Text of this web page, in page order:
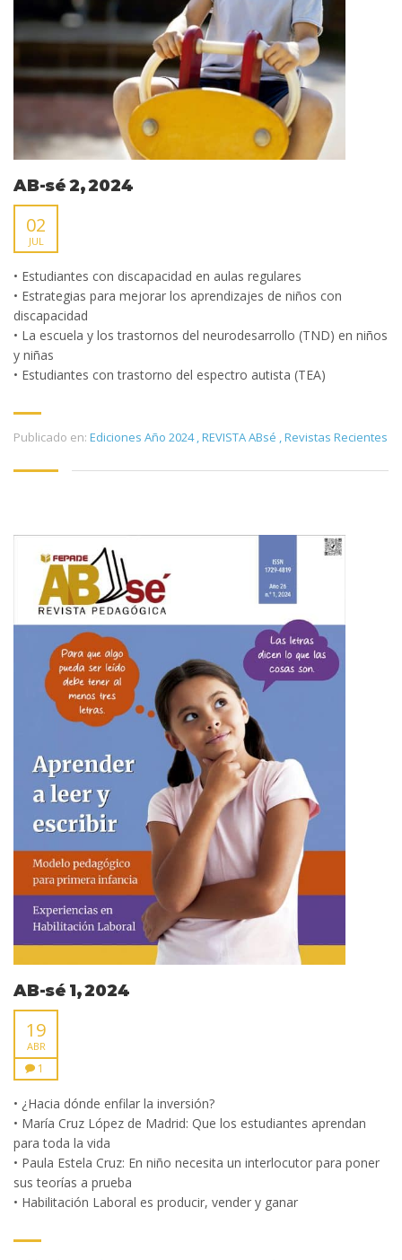
AB-sé 2, 2024
02
JUL
• Estudiantes con discapacidad en aulas regulares
• Estrategias para mejorar los aprendizajes de niños con
discapacidad
• La escuela y los trastornos del neurodesarrollo (TND) en niños
y niñas
• Estudiantes con trastorno del espectro autista (TEA)
Publicado en: Ediciones Año 2024 REVISTA ABsé Revistas Recientes
AB-sé 1, 2024
19
ABR
1
• ¿Hacia dónde enfilar la inversión?
• María Cruz López de Madrid: Que los estudiantes aprendan
para toda la vida
• Paula Estela Cruz: En niño necesita un interlocutor para poner
sus teorías a prueba
• Habilitación Laboral es producir, vender y ganar